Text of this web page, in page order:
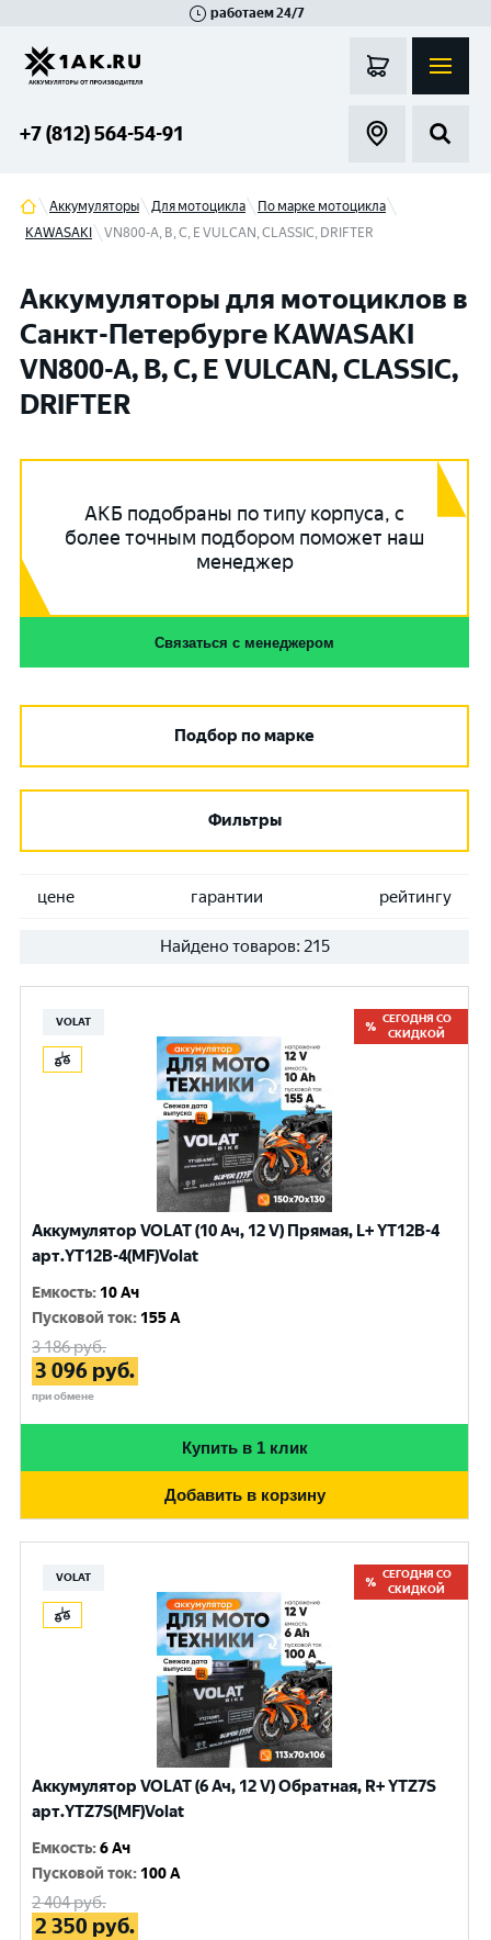
работаем 24/7
+7 (812) 564-54-91
Аккумуляторы Для мотоцикла
По марке мотоцикла
KAWASAKI
VN800-A, B, C, E VULCAN, CLASSIC, DRIFTER
Аккумуляторы для мотоциклов в
Санкт-Петербурге KAWASAKI
VN800-A, B, C, E VULCAN, CLASSIC,
DRIFTER
АКБ подобраны по типу корпуса, с
более точным подбором поможет наш
менеджер
Связаться с менеджером
Подбор по марке
Фильтры
цене гарантии рейтингу
Найдено товаров: 215
VOLAT
СЕГОДНЯ СО
СКИДКОЙ
Аккумулятор VOLAT (10 Ач, 12 V) Прямая, L+ YT12B-4
арт.YT12B-4(MF)Volat
Емкость: 10 Ач
Пусковой ток: 155 A
3 186руб.
3 096 руб.
при обмене
Купить в 1 клик
Добавить в корзину
VOLAT
СЕГОДНЯ СО
СКИДКОЙ
Аккумулятор VOLAT (6 Ач, 12 V) Обратная, R+ YTZ7S
арт.YTZ7S(MF)Volat
Емкость:6 Ач
Пусковой ток: 100 A
2 404руб.
2 350 руб.
Гатчина